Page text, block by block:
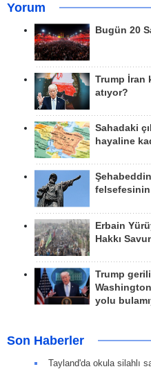
Yorum
Bugün 20
Trump İran
atıyor?
Sahadaki
hayaline
Erbain
Hakkı
Trump
yolu
Son Haberler
Tayland'da okula silahlı